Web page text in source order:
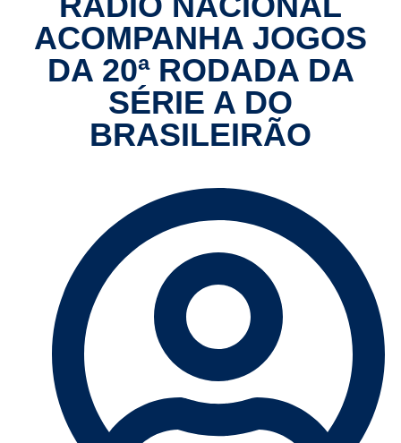
ACOMPANHA JOGOS
DA 20ª RODADA DA
SÉRIE A DO
BRASILEIRÃO